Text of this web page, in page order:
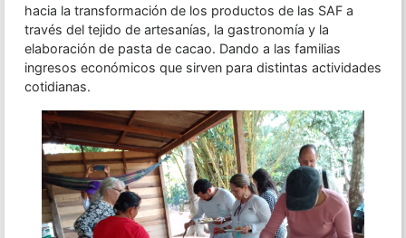
hacia la transformación de los productos de las SAF a
través del tejido de artesanías, la gastronomía y la
elaboración de pasta de cacao. Dando a las familias
ingresos económicos que sirven para distintas actividades
cotidianas.